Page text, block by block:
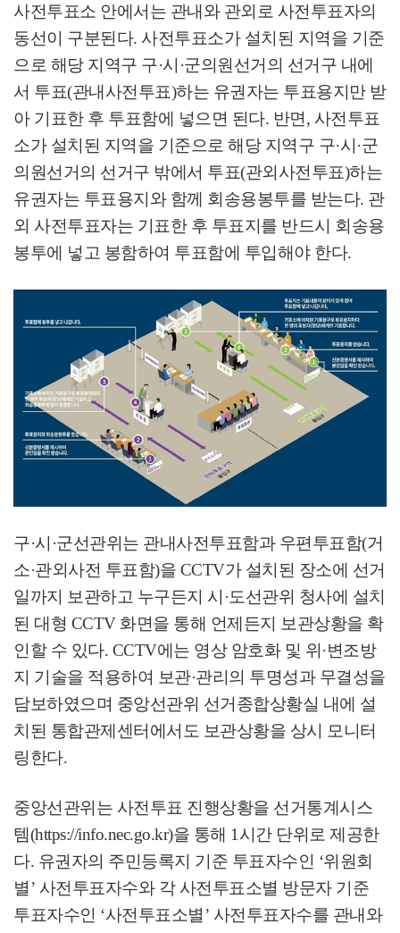
사전투표소 안에서는 관내와 관외로 사전투표자의
동선이 구분된다. 사전투표소가 설치된 지역을 기준
으로 해당 지역구 구·시 ·군의원선거의 선거구 내에
서 투표(관내사전투표)하는 유권자는 투표용지만 받
아 기표한 후 투표함에 넣으면 된다. 반면, 사전투표
소가 설치된 지역을 기준으로 해당 지역구 구·시·군
의원선거의 선거구 밖에서 투표(관외사전투표)하는
유권자는 투표용지와 함께 회송용봉투를 받는다. 관
외 사전투표자는 기표한 후 투표지를 반드시 회송용
봉투에 넣고 봉함하여 투표함에 투입해야 한다.
구·시 ·군선관위는 관내사전투표함과 우편투표함(거
소·관외사전 투표함)을 CCTV가 설치된 장소에 선거
일까지 보관하고 누구든지 시 ·도선관위 청사에 설치
된 대형 CCTV 화면을 통해 언제든지 보관상황을 확
인할 수 있다. CCTV에는 영상 암호화 및 위·변조방
지 기술을 적용하여 보관·관리의 투명성과 무결성을
담보하였으며 중앙선관위 선거종합상황실 내에 설
치된 통합관제센터에서도 보관상황을 상시 모니터
링한다.
중앙선관위는 사전투표 진행상황을 선거통계시스
템(https://info.nec.go.kr)을 통해 1 시간 단위로 제공한
다. 유권자의 주민등록지 기준 투표자수인 ‘위원회
별’ 사전투표자수와 각 사전투표소별 방문자 기준
투표자수인 ‘사전투표소별’ 사전투표자수를 관내와